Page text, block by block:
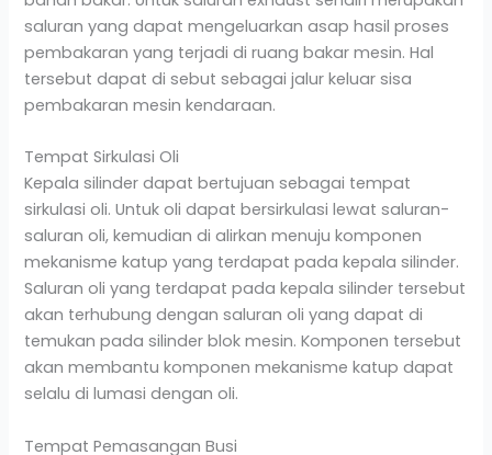
saluran yang dapat mengeluarkan asap hasil proses
pembakaran yang terjadi di ruang bakar mesin. Hal
tersebut dapat di sebut sebagai jalur keluar sisa
pembakaran mesin kendaraan.
Tempat Sirkulasi Oli
Kepala silinder dapat bertujuan sebagai tempat
sirkulasi oli. Untuk oli dapat bersirkulasi lewat saluran-
saluran oli, kemudian di alirkan menuju komponen
mekanisme katup yang terdapat pada kepala silinder.
Saluran oli yang terdapat pada kepala silinder tersebut
akan terhubung dengan saluran oli yang dapat di
temukan pada silinder blok mesin. Komponen tersebut
akan membantu komponen mekanisme katup dapat
selalu di lumasi dengan oli.
Tempat Pemasangan Busi